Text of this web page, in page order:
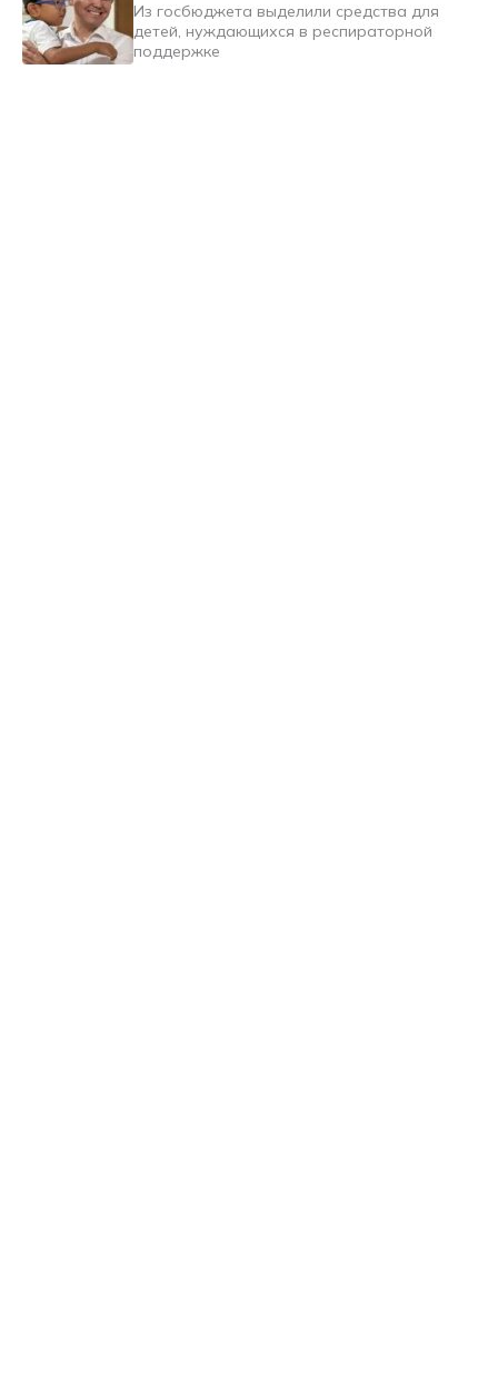
Из госбюджета выделили средства для
детей, нуждающихся в респираторной
поддержке